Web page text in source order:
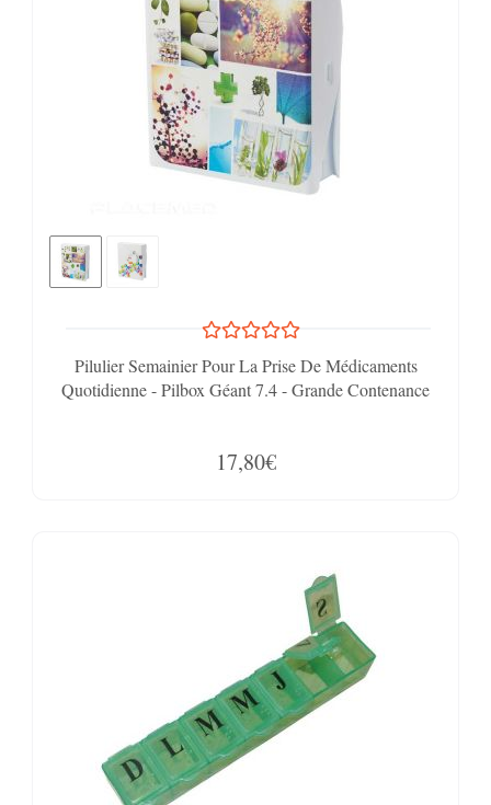
Pilulier Semainier Pour La Prise De Médicaments
Quotidienne - Pilbox Géant 7.4 - Grande Contenance
17,80€